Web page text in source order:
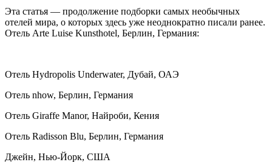
Эта статья — продолжение подборки самых необычных
отелей мира, о которых здесь уже неоднократно писали ранее.
Отель Arte Luise Kunsthotel, Берлин, Германия:
Отель Hydropolis Underwater, Дубай, ОАЭ
Отель nhow, Берлин, Германия
Отель Giraffe Manor, Найроби, Кения
Отель Radisson Blu, Берлин, Германия
Джейн, Нью-Йорк, США